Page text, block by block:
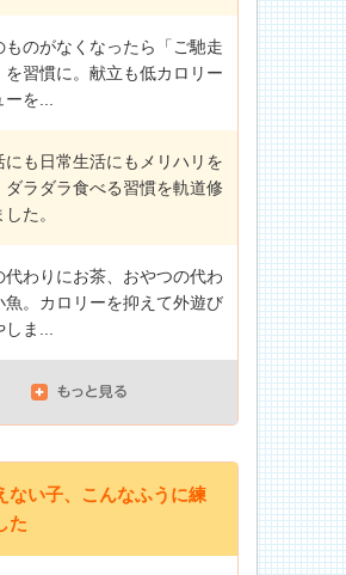
ものがなくなったら「ご馳走
を習慣に。献立も低カロリー
を...
にも日常生活にもメリハリを
ダラダラ食べる習慣を軌道修
た。
代わりにお茶、おやつの代わ
魚。カロリーを抑えて外遊び
ま...
ない子、こんなふうに練
た